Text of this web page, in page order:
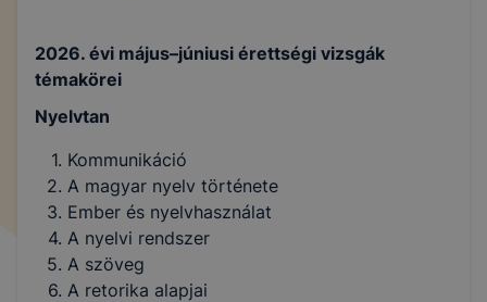
2026. évi május–júniusi érettségi vizsgák
témakörei
Nyelvtan
Kommunikáció
A magyar nyelv története
Ember és nyelvhasználat
A nyelvi rendszer
A szöveg
A retorika alapjai